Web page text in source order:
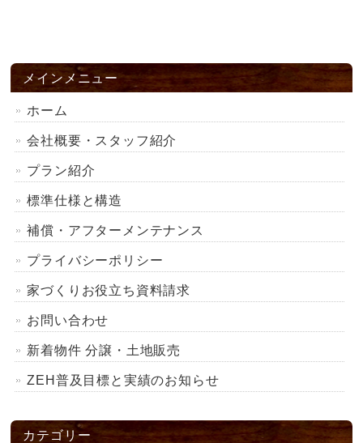
メインメニュー
ホーム
会社概要・スタッフ紹介
プラン紹介
標準仕様と構造
補償・アフターメンテナンス
プライバシーポリシー
家づくりお役立ち資料請求
お問い合わせ
新着物件 分譲・土地販売
ZEH普及目標と実績のお知らせ
カテゴリー